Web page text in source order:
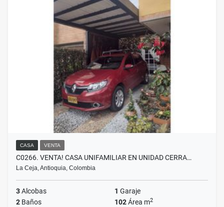
CASA VENTA
C0266. VENTA! CASA UNIFAMILIAR EN UNIDAD CERRA…
La Ceja, Antioquia, Colombia
3Alcobas 1 Garaje
2 Baños 102Área m2